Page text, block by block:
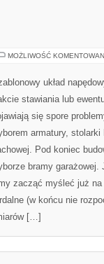
MOŻLIWOŚĆ
układ
stawiania lub
się spore
armatury, stolarki
Pod koniec
bramy garażowej.
zacząć myśleć już
(w końcu nie
[…]